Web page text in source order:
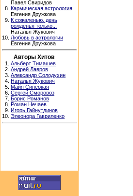
Павел Свиридов
8. Кармическая астрология
Евгения Дружкова
9. К сожаленью, день
рожденья только...
Наталья Жукович
10. Любовь в астрологии
Евгения Дружкова
Авторы Хитов
1. Альберт Тимашев
2. Андрей Лавров
3. Александр Солодухин
4. Наталья Жукович
5. Майя Синеокая
6. Сергей Сморовоз
7. Борис Романов
8. Роман Нечаев
9. Игорь Гайнутдинов
10. Элеонора Гавриленко